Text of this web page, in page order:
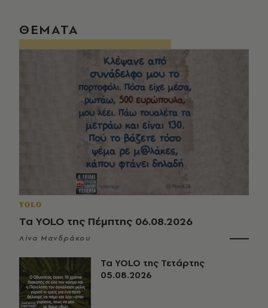
ΘΕΜΑΤΑ
YOLO
Τα YOLO της Πέμπτης 06.08.2026
Λίνα Μανδράκου
Τα YOLO της Τετάρτης
05.08.2026